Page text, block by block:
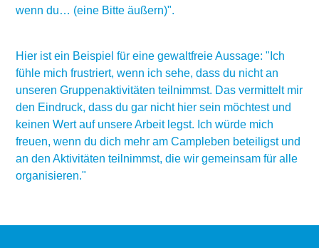
wenn du… (eine Bitte äußern)".
Hier ist ein Beispiel für eine gewaltfreie Aussage: "Ich
fühle mich frustriert, wenn ich sehe, dass du nicht an
unseren Gruppenaktivitäten teilnimmst. Das vermittelt mir
den Eindruck, dass du gar nicht hier sein möchtest und
keinen Wert auf unsere Arbeit legst. Ich würde mich
freuen, wenn du dich mehr am Campleben beteiligst und
an den Aktivitäten teilnimmst, die wir gemeinsam für alle
organisieren."